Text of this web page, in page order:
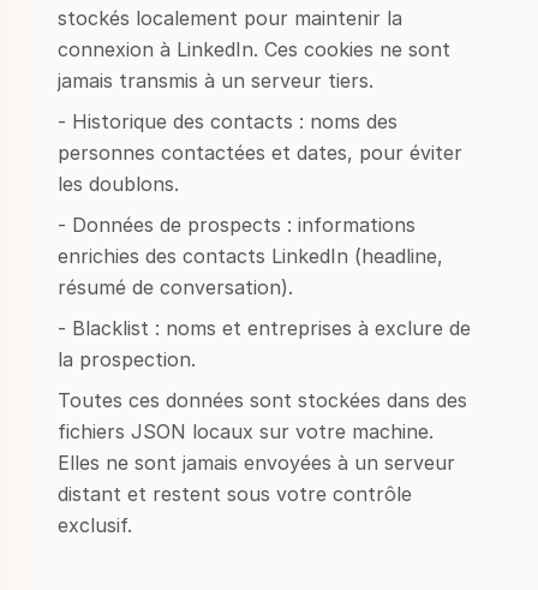
stockés localement pour maintenir la
connexion à LinkedIn. Ces cookies ne sont
jamais transmis à un serveur tiers.
- Historique des contacts : noms des
personnes contactées et dates, pour éviter
les doublons.
- Données de prospects : informations
enrichies des contacts LinkedIn (headline,
résumé de conversation).
- Blacklist : noms et entreprises à exclure de
la prospection.
Toutes ces données sont stockées dans des
fichiers JSON locaux sur votre machine.
Elles ne sont jamais envoyées à un serveur
distant et restent sous votre contrôle
exclusif.